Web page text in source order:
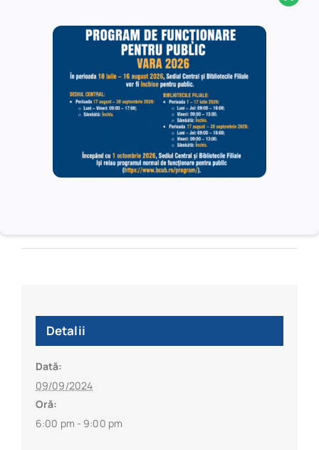
Adaugă în calendar
Detalii
Dată:
09/09/2024
Oră:
6:00 pm - 9:00 pm